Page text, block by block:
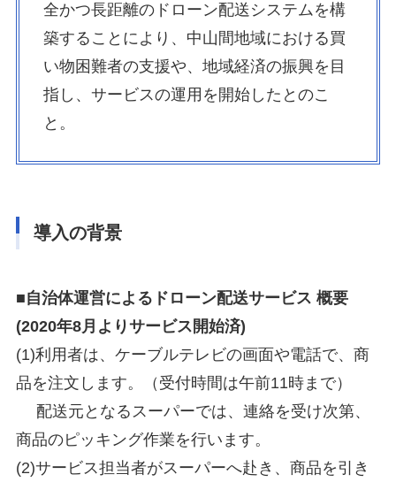
全かつ長距離のドローン配送システムを構
築することにより、中山間地域における買
い物困難者の支援や、地域経済の振興を目
指し、サービスの運用を開始したとのこ
と。
導入の背景
■自治体運営によるドローン配送サービス 概要
(2020年8月よりサービス開始済)
(1)利用者は、ケーブルテレビの画面や電話で、商
品を注文します。（受付時間は午前11時まで）
配送元となるスーパーでは、連絡を受け次第、
商品のピッキング作業を行います。
(2)サービス担当者がスーパーへ赴き、商品を引き